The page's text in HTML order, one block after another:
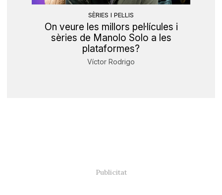
SÈRIES I PEL·LIS
On veure les millors pel·lícules i
sèries de Manolo Solo a les
plataformes?
Víctor Rodrigo